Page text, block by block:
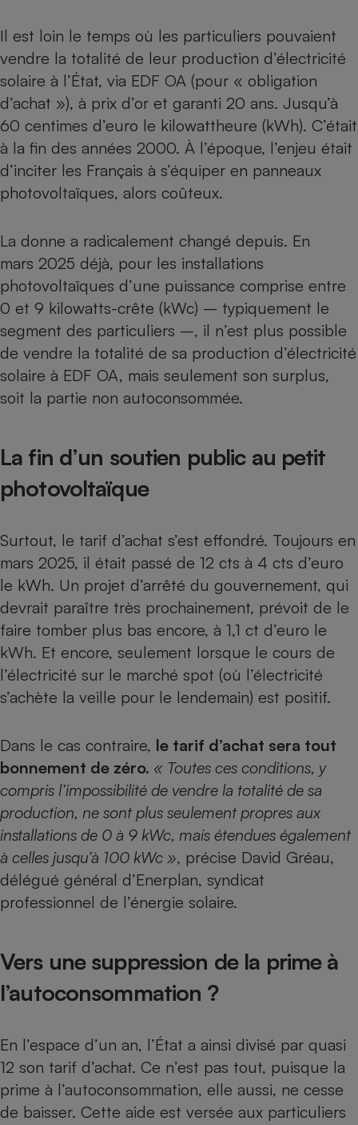
​​​​Il est loin le temps où les particuliers pouvaient
vendre la totalité de leur production d’électricité
solaire à l’État, via EDF OA (pour « obligation
d’achat »), à prix d’or et garanti 20 ans. Jusqu’à
60 centimes d’euro le kilowattheure (kWh). C’était
à la fin des années 2000. À l’époque, l’enjeu était
d’inciter les Français à s’équiper en panneaux
photovoltaïques, alors coûteux.
La donne a radicalement changé depuis. En
mars 2025 déjà, pour les installations
photovoltaïques d’une puissance comprise entre
0 et 9 kilowatts-crête (kWc) – typiquement le
segment des particuliers –, il n’est plus possible
de vendre la totalité de sa production d’électricité
solaire à EDF OA, mais seulement son surplus,
soit la partie non autoconsommée.
La fin d’un soutien public au petit
photovoltaïque
Surtout, le tarif d’achat s’est effondré. Toujours en
mars 2025, il était passé de 12 cts à 4 cts d’euro
le kWh. Un projet d’arrêté du gouvernement, qui
devrait paraître très prochainement, prévoit de le
faire tomber plus bas encore, à 1,1 ct d’euro le
kWh. Et encore, seulement lorsque le cours de
l’électricité sur le marché spot (où l’électricité
s’achète la veille pour le lendemain) est positif.
Dans le cas contraire, le tarif d’achat sera tout
bonnement de zéro. « Toutes ces conditions, y
compris l’impossibilité de vendre la totalité de sa
production, ne sont plus seulement propres aux
installations de 0 à 9 kWc, mais étendues également
à celles jusqu’à 100 kWc », précise David Gréau,
délégué général d’Enerplan, syndicat
professionnel de l’énergie solaire.
Vers une suppression de la prime à
l’autoconsommation ?
En l’espace d’un an, l’État a ainsi divisé par quasi
12 son tarif d’achat. Ce n’est pas tout, puisque la
prime à l’autoconsommation, elle aussi, ne cesse
de baisser. Cette aide est versée aux particuliers
Cafetière à expressos
Robot ménager